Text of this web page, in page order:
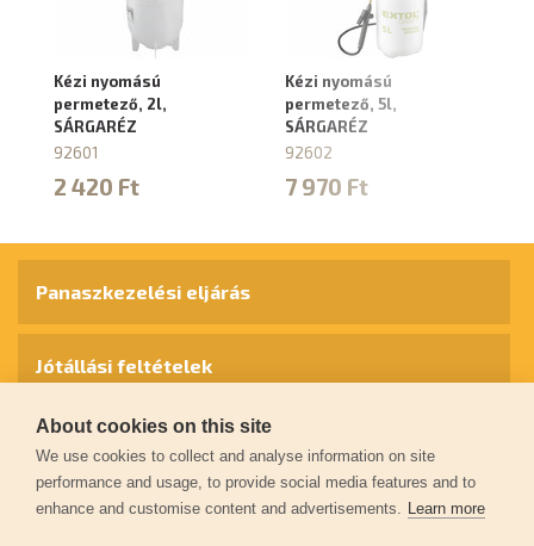
Kézi nyomású
permetező, 2l,
SÁRGARÉZ
92601
2 420 Ft
Kézi nyomású
permetező, 5l,
SÁRGARÉZ
92602
7 970 Ft
Panaszkezelési eljárás
Jótállási feltételek
Személyes adatok védelme
Kapcsolat
About cookies on this site
We use cookies to collect and analyse information on site
performance and usage, to provide social media features and to
enhance and customise content and advertisements. Learn more